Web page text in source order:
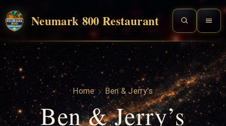
Neumark 800 Restaurant
Home Ben & Jerry's
Ben & Jerry’s